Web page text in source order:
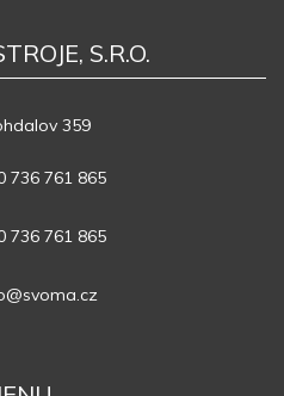
S.R.O.
359
736 761 865
736 761 865